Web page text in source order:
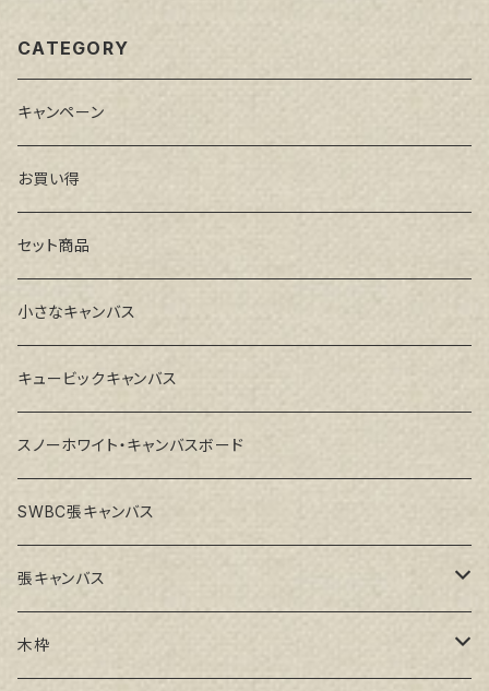
CATEGORY
キャンペーン
お買い得
セット商品
小さなキャンバス
キュービックキャンバス
スノーホワイト・キャンバスボード
SWBC張キャンバス
張キャンバス
GAERA F(中細目)
木枠